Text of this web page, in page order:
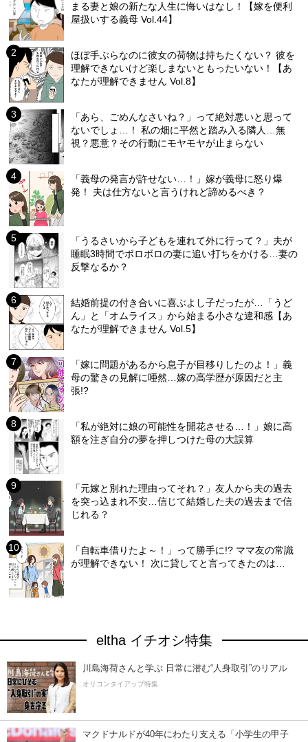
まる妻と娘の新たな人生に悔いはなし！【嫁を便利
屋扱いする義母 Vol.44】
ほぼ手ぶらなのに彼女の荷物は持ちたくない？ 彼を
理解できないけど楽しまないともったいない！【あ
なたが理解できません Vol.8】
「あら、ごめんなさいね？」って絶対悪いと思って
ないでしょ…！ 私の畑に平然と踏み入る隣人…無
視？悪意？その行動にモヤモヤが止まらない
「義母の発言が許せない…！」嫁が義母に怒り爆
発！ 夫は仕方ないと言うけれど諦めるべき？
「うるさいから子どもを連れて外に行って？」夫が
睡眠3時間でボロボロの妻に追い打ちをかける…妻の
反撃なるか？
結婚前提の付き合いに喜ぶよし子だったが…「うど
ん」と「オムライス」から始まる小さな違和感【あ
なたが理解できません Vol.5】
「嫁に問題があるから息子が目移りしたのよ！」義
母の驚きの見解に唖然…嫁の高学歴が原因だと主
張!?
「私が絶対に娘の可能性を開花させる…！」娘に高
額を注ぎ自分の夢を押しつけた母の大誤算
「元嫁と別れた理由ってそれ？」友人から夫の過去
を突っ込まれ不安…信じて結婚した夫の過去まで信
じれる？
「自転車借りたよ～！」って勝手に!? ママ友の常識
が理解できない！ 次に貸してと言ってきたのは…
eltha イチオシ特集
川島海荷さんと学ぶ 日常に潜む“人身取引”のリアル
オリコンタイアップ特集
マクドナルドが40年にわたり支える「小学生の甲子